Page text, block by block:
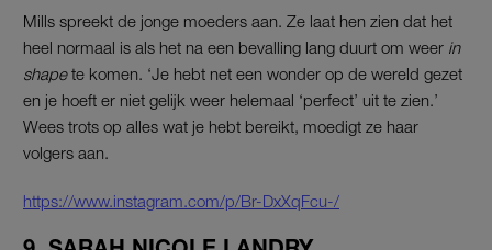
Mills spreekt de jonge moeders aan. Ze laat hen zien dat het
heel normaal is als het na een bevalling lang duurt om weer in
shapete komen. ‘Je hebt net een wonder op de wereld gezet
en je hoeft er niet gelijk weer helemaal ‘perfect’ uit te zien.’
Wees trots op alles wat je hebt bereikt, moedigt ze haar
volgers aan.
https://www.instagram.com/p/Br-DxXqFcu-/